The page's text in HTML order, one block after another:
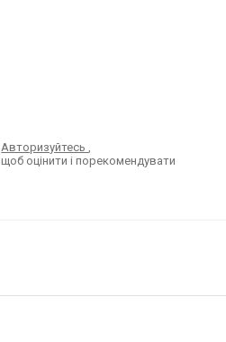
Авторизуйтесь,
щоб оцінити і порекомендувати